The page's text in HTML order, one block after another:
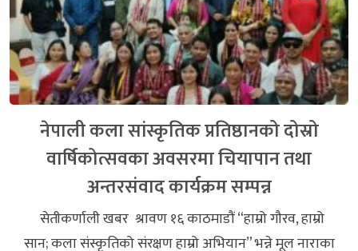
नेपाली कला सांस्कृतिक प्रतिष्ठानको दोस्रो
वार्षिकोत्सवका अवसरमा चियापान तथा
अन्तरसंवाद कार्यक्रम सम्पन्न
सेतीकर्णाली खबर श्रावण १६ काठमाडौं “हाम्रो गौरव, हाम्रो
सान; कला संस्कृतिको संरक्षण हाम्रो अभियान” भन्ने मूल नाराका